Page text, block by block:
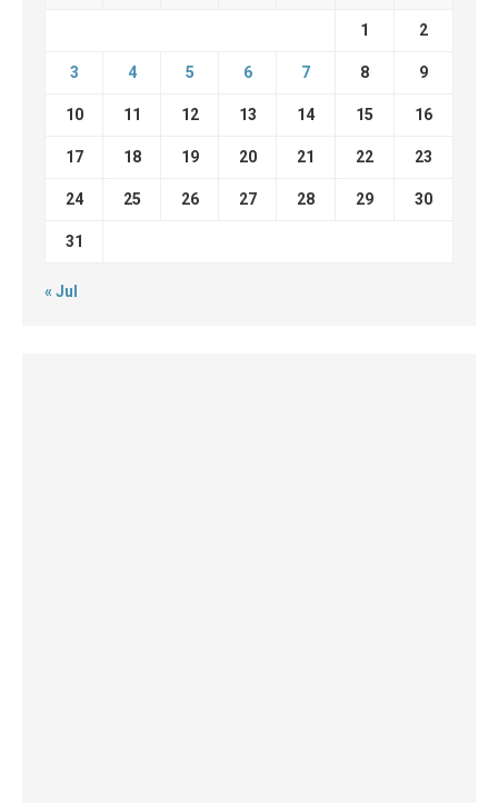
1 2
3 4 5 6 7 8 9
10 11 12 13 14 15 16
17 18 19 20 21 22 23
24 25 26 27 28 29 30
31
« Jul